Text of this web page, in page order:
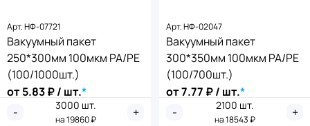
Арт.НФ-07721
Вакуумный пакет
250*300мм 100мкм PA/PE
(100/1000шт.)
от5.83₽ / шт.*
- 3000 шт.
на19860₽ +
Арт.НФ-02047
Вакуумный пакет
300*350мм 100мкм PA/PE
(100/700шт.)
от7.77 ₽ / шт.*
- 2100 шт.
на18543₽ +